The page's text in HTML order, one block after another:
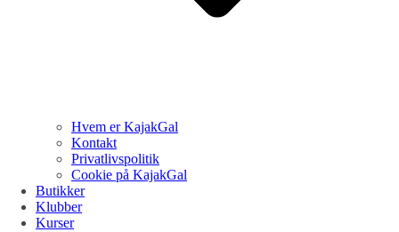
Hvem er KajakGal
Kontakt
Privatlivspolitik
Cookie på KajakGal
Butikker
Klubber
Kurser